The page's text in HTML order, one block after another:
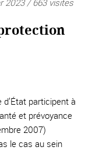
2023 / 663 visites
participent à
et prévoyance
2007)
le cas au sein